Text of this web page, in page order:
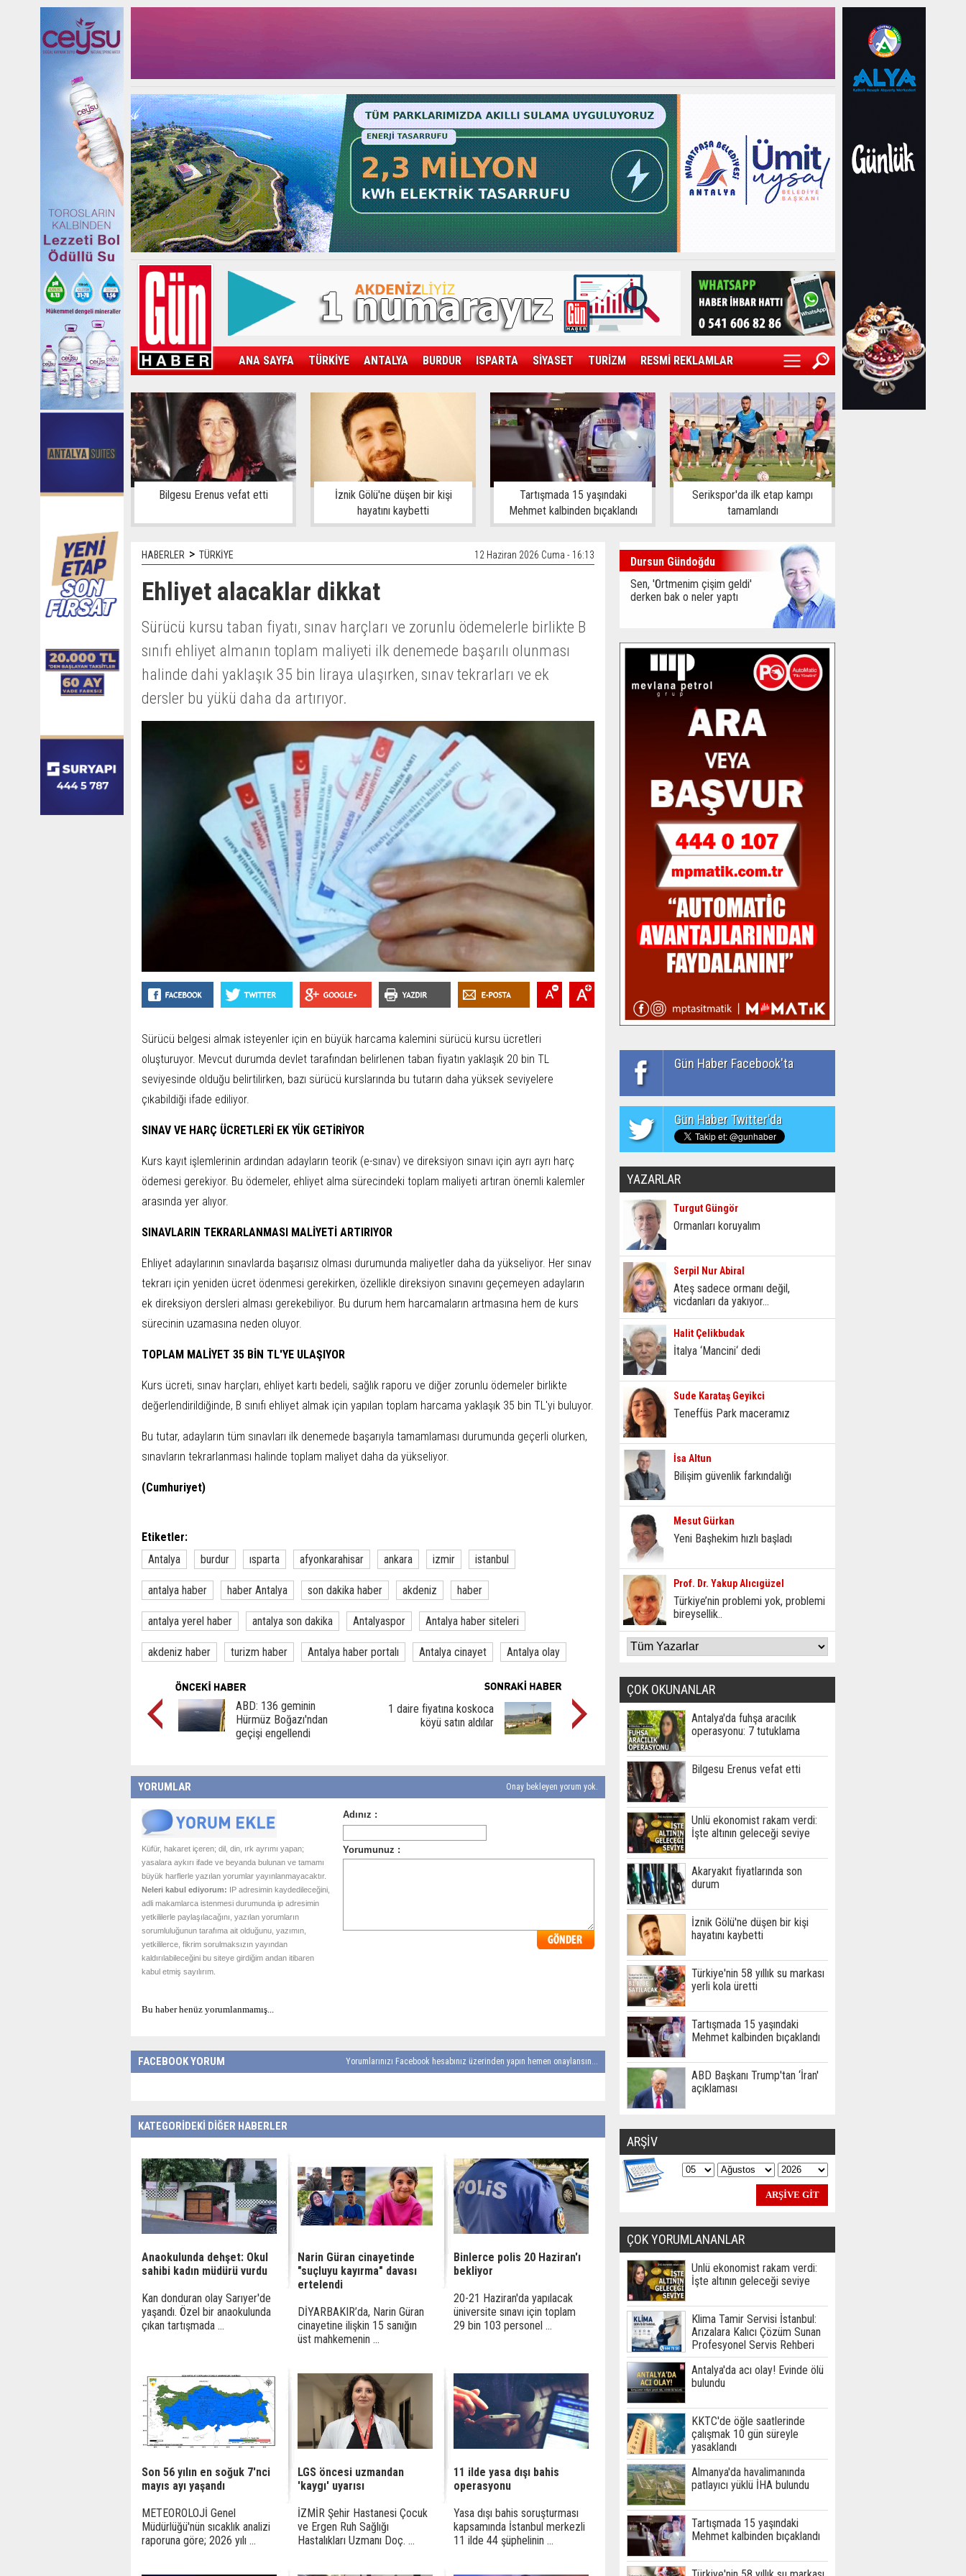
ANA SAYFA TÜRKİYE ANTALYA BURDUR ISPARTA SİYASET TURİZM RESMİ REKLAMLAR
KAMPÜS SPOR GÜN'ÜN ÜRÜNÜ SAĞLIK EKONOMİ DÜNYA
Bilgesu Erenus vefat etti
İznik Gölü'ne düşen bir kişi
hayatını kaybetti
Tartışmada 15 yaşındaki
Mehmet kalbinden bıçaklandı
Serikspor'da ilk etap kampı
tamamlandı
HABERLER > TÜRKİYE 12 Haziran 2026 Cuma - 16:13
Ehliyet alacaklar dikkat
Sürücü kursu taban fiyatı, sınav harçları ve zorunlu ödemelerle birlikte B
sınıfı ehliyet almanın toplam maliyeti ilk denemede başarılı olunması
halinde dahi yaklaşık 35 bin liraya ulaşırken, sınav tekrarları ve ek
dersler bu yükü daha da artırıyor.
Sürücü belgesi almak isteyenler için en büyük harcama kalemini sürücü kursu ücretleri
oluşturuyor. Mevcut durumda devlet tarafından belirlenen taban fiyatın yaklaşık 20 bin TL
seviyesinde olduğu belirtilirken, bazı sürücü kurslarında bu tutarın daha yüksek seviyelere
çıkabildiği ifade ediliyor.
SINAV VE HARÇ ÜCRETLERİ EK YÜK GETİRİYOR
Kurs kayıt işlemlerinin ardından adayların teorik (e-sınav) ve direksiyon sınavı için ayrı ayrı harç
ödemesi gerekiyor. Bu ödemeler, ehliyet alma sürecindeki toplam maliyeti artıran önemli kalemler
arasında yer alıyor.
SINAVLARIN TEKRARLANMASI MALİYETİ ARTIRIYOR
Ehliyet adaylarının sınavlarda başarısız olması durumunda maliyetler daha da yükseliyor. Her sınav
tekrarı için yeniden ücret ödenmesi gerekirken, özellikle direksiyon sınavını geçemeyen adayların
ek direksiyon dersleri alması gerekebiliyor. Bu durum hem harcamaların artmasına hem de kurs
sürecinin uzamasına neden oluyor.
TOPLAM MALİYET 35 BİN TL'YE ULAŞIYOR
Kurs ücreti, sınav harçları, ehliyet kartı bedeli, sağlık raporu ve diğer zorunlu ödemeler birlikte
değerlendirildiğinde, B sınıfı ehliyet almak için yapılan toplam harcama yaklaşık 35 bin TL'yi buluyor.
Bu tutar, adayların tüm sınavları ilk denemede başarıyla tamamlaması durumunda geçerli olurken,
sınavların tekrarlanması halinde toplam maliyet daha da yükseliyor.
(Cumhuriyet)
Etiketler:
Antalya
burdur ısparta afyonkarahisar ankara izmir istanbul
antalya haber haber Antalya son dakika haber akdeniz haber
antalya yerel haber antalya son dakika Antalyaspor Antalya haber siteleri
akdeniz haber turizm haber Antalya haber portalı Antalya cinayet Antalya olay
ABD: 136 geminin
Hürmüz Boğazı'ndan
geçişi engellendi
1 daire fiyatına koskoca
köyü satın aldılar
YORUMLAR Onay bekleyen yorum yok.
Küfür, hakaret içeren; dil, din, ırk ayrımı yapan;
yasalara aykırı ifade ve beyanda bulunan ve tamamı
büyük harflerle yazılan yorumlar yayınlanmayacaktır.
Neleri kabul ediyorum: IP adresimin kaydedileceğini,
adli makamlarca istenmesi durumunda ip adresimin
yetkililerle paylaşılacağını, yazılan yorumların
sorumluluğunun tarafıma ait olduğunu, yazımın,
yetkililerce, fikrim sorulmaksızın yayından
kaldırılabileceğini bu siteye girdiğim andan itibaren
kabul etmiş sayılırım.
Bu haber henüz yorumlanmamış...
FACEBOOK YORUM Yorumlarınızı Facebook hesabınız üzerinden yapın hemen onaylansın...
KATEGORİDEKİ DİĞER HABERLER
Anaokulunda dehşet: Okul
sahibi kadın müdürü vurdu
Kan donduran olay Sarıyer'de
yaşandı. Özel bir anaokulunda
çıkan tartışmada ...
Narin Güran cinayetinde
"suçluyu kayırma" davası
ertelendi
DİYARBAKIR’da, Narin Güran
cinayetine ilişkin 15 sanığın
üst mahkemenin ...
Binlerce polis 20 Haziran'ı
bekliyor
20-21 Haziran'da yapılacak
üniversite sınavı için toplam
29 bin 103 personel ...
Son 56 yılın en soğuk 7'nci
mayıs ayı yaşandı
METEOROLOJİ Genel
Müdürlüğü'nün sıcaklık analizi
raporuna göre; 2026 yılı ...
LGS öncesi uzmandan
'kaygı' uyarısı
İZMİR Şehir Hastanesi Çocuk
ve Ergen Ruh Sağlığı
Hastalıkları Uzmanı Doç. ...
11 ilde yasa dışı bahis
operasyonu
Yasa dışı bahis soruşturması
kapsamında İstanbul merkezli
11 ilde 44 şüphelinin ...
Dursun Gündoğdu
Sen, 'Örtmenim çişim geldi'
derken bak o neler yaptı
Gün Haber Facebook'ta
Gün Haber Twitter'da
YAZARLAR
Turgut Güngör
Ormanları koruyalım
Serpil Nur Abiral
Ateş sadece ormanı değil,
vicdanları da yakıyor...
Halit Çelikbudak
İtalya ‘Mancini‘ dedi
Sude Karataş Geyikci
Teneffüs Park maceramız
İsa Altun
Bilişim güvenlik farkındalığı
Mesut Gürkan
Yeni Başhekim hızlı başladı
Prof. Dr. Yakup Alıcıgüzel
Türkiye’nin problemi yok, problemi
bireysellik..
ÇOK OKUNANLAR
Antalya'da fuhşa aracılık
operasyonu: 7 tutuklama
Bilgesu Erenus vefat etti
Ünlü ekonomist rakam verdi:
İşte altının geleceği seviye
Akaryakıt fiyatlarında son
durum
İznik Gölü'ne düşen bir kişi
hayatını kaybetti
Türkiye'nin 58 yıllık su markası
yerli kola üretti
Tartışmada 15 yaşındaki
Mehmet kalbinden bıçaklandı
ABD Başkanı Trump'tan ‘İran'
açıklaması
ARŞİV
ÇOK YORUMLANANLAR
Ünlü ekonomist rakam verdi:
İşte altının geleceği seviye
Klima Tamir Servisi İstanbul:
Arızalara Kalıcı Çözüm Sunan
Profesyonel Servis Rehberi
Antalya'da acı olay! Evinde ölü
bulundu
KKTC'de öğle saatlerinde
çalışmak 10 gün süreyle
yasaklandı
Almanya'da havalimanında
patlayıcı yüklü İHA bulundu
Tartışmada 15 yaşındaki
Mehmet kalbinden bıçaklandı